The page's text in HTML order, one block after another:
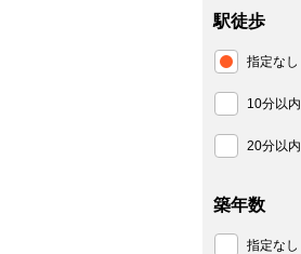
駅徒歩
指定なし
10分以内
20分以内
築年数
指定なし